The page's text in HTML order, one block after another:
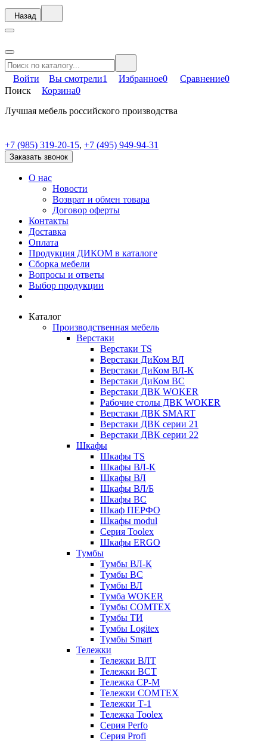
Назад
Войти Вы смотрели1 Избранное0 Сравнение0
Поиск
Корзина0
Лучшая мебель российского производства
+7 (985) 319-20-15, +7 (495) 949-94-31
Заказать звонок
О нас
Новости
Возврат и обмен товара
Договор оферты
Контакты
Доставка
Оплата
Продукция ДИКОМ в каталоге
Сборка мебели
Вопросы и ответы
Выбор продукции
Каталог
Производственная мебель
Верстаки
Верстаки TS
Верстаки ДиКом ВЛ
Верстаки ДиКом ВЛ-К
Верстаки ДиКом ВС
Верстаки ДВК WOKER
Рабочие столы ДВК WOKER
Верстаки ДВК SMART
Верстаки ДВК серии 21
Верстаки ДВК серии 22
Шкафы
Шкафы TS
Шкафы ВЛ-К
Шкафы ВЛ
Шкафы ВЛ/Б
Шкафы ВС
Шкаф ПЕРФО
Шкафы modul
Серия Toolex
Шкафы ERGO
Тумбы
Тумбы ВЛ-К
Тумбы ВС
Тумбы ВЛ
Тумба WOKER
Тумбы COMTEX
Тумбы ТИ
Тумбы Logitex
Тумбы Smart
Тележки
Тележки ВЛТ
Тележки ВСТ
Тележка СР-М
Тележки COMTEX
Тележки Т-1
Тележка Toolex
Серия Perfo
Серия Profi